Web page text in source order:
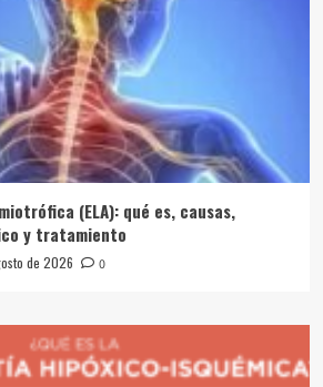
(ELA): qué es, causas,
y tratamiento
de 2026 0